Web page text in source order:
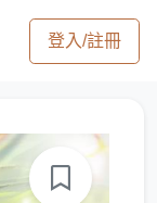
登入/註冊